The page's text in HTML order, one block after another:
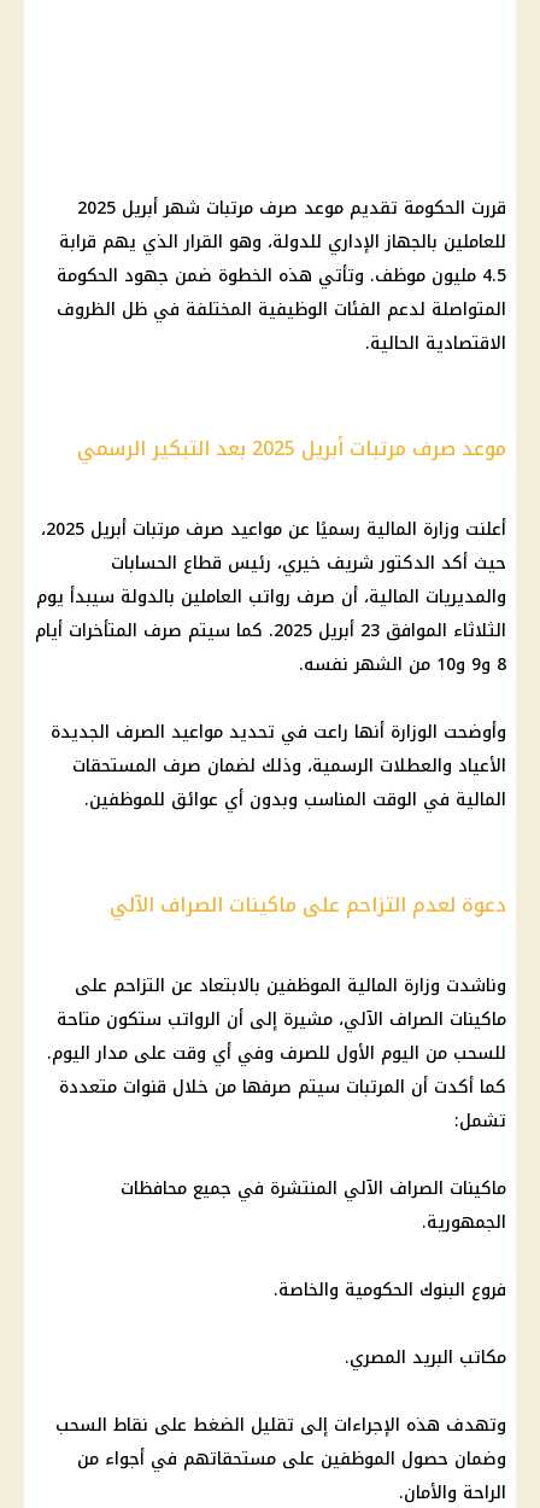
قررت الحكومة تقديم موعد صرف مرتبات شهر أبريل 2025
للعاملين بالجهاز الإداري للدولة، وهو القرار الذي يهم قرابة
4.5 مليون موظف. وتأتي هذه الخطوة ضمن جهود الحكومة
المتواصلة لدعم الفئات الوظيفية المختلفة في ظل الظروف
الاقتصادية الحالية.
موعد صرف مرتبات أبريل 2025 بعد التبكير الرسمي
أعلنت وزارة المالية رسميًا عن مواعيد صرف مرتبات أبريل 2025،
حيث أكد الدكتور شريف خيري، رئيس قطاع الحسابات
والمديريات المالية، أن صرف رواتب العاملين بالدولة سيبدأ يوم
الثلاثاء الموافق 23 أبريل 2025. كما سيتم صرف المتأخرات أيام
8 و9 و10 من الشهر نفسه.
وأوضحت الوزارة أنها راعت في تحديد مواعيد الصرف الجديدة
الأعياد والعطلات الرسمية، وذلك لضمان صرف المستحقات
المالية في الوقت المناسب وبدون أي عوائق للموظفين.
دعوة لعدم التزاحم على ماكينات الصراف الآلي
وناشدت وزارة المالية الموظفين بالابتعاد عن التزاحم على
ماكينات الصراف الآلي، مشيرة إلى أن الرواتب ستكون متاحة
للسحب من اليوم الأول للصرف وفي أي وقت على مدار اليوم.
كما أكدت أن المرتبات سيتم صرفها من خلال قنوات متعددة
تشمل:
ماكينات الصراف الآلي المنتشرة في جميع محافظات
الجمهورية.
فروع البنوك الحكومية والخاصة.
مكاتب البريد المصري.
وتهدف هذه الإجراءات إلى تقليل الضغط على نقاط السحب
وضمان حصول الموظفين على مستحقاتهم في أجواء من
الراحة والأمان.